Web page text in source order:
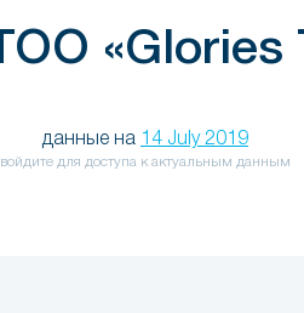
ТОО «Glories
данные на 14 July 2019
войдите для доступа к актуальным данным